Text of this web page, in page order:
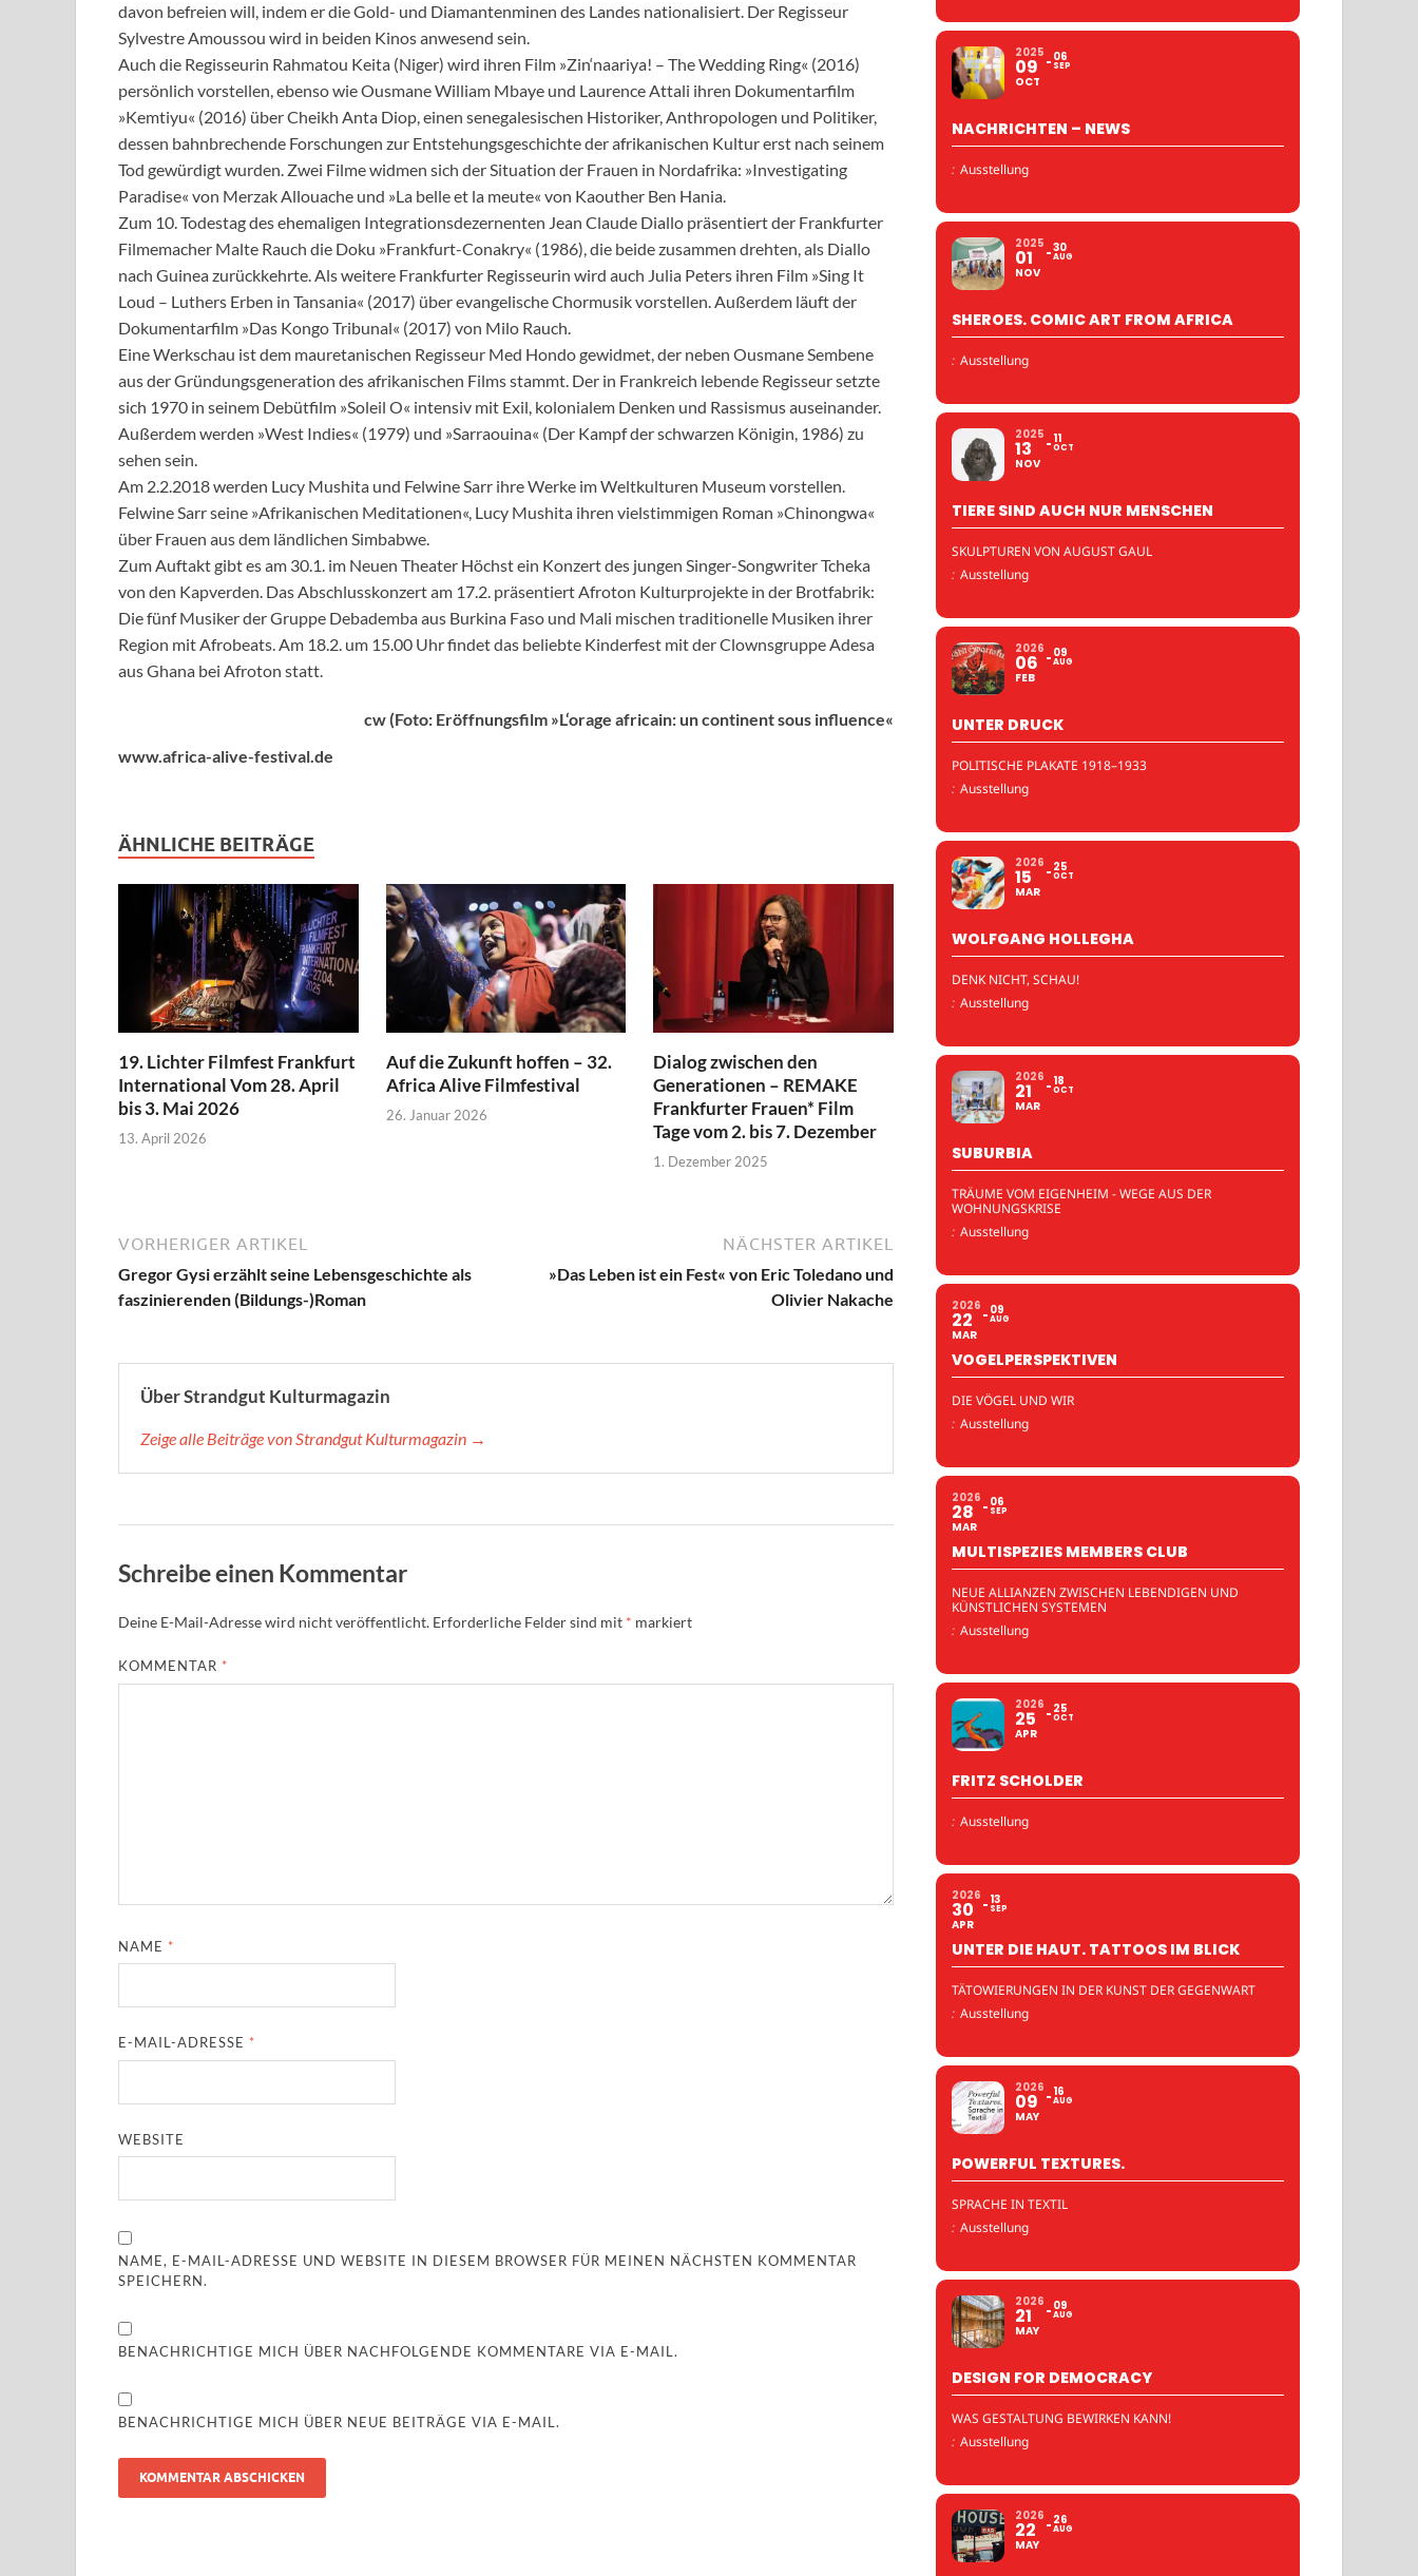
davon befreien will, indem er die Gold- und Diamantenminen des Landes nationalisiert. Der Regisseur
Sylvestre Amoussou wird in beiden Kinos anwesend sein.
Auch die Regisseurin Rahmatou Keita (Niger) wird ihren Film »Zin‘naariya! – The Wedding Ring« (2016)
persönlich vorstellen, ebenso wie Ousmane William Mbaye und Laurence Attali ihren Dokumentarfilm
»Kemtiyu« (2016) über Cheikh Anta Diop, einen senegalesischen Historiker, Anthropologen und Politiker,
dessen bahnbrechende Forschungen zur Entstehungsgeschichte der afrikanischen Kultur erst nach seinem
Tod gewürdigt wurden. Zwei Filme widmen sich der Situation der Frauen in Nordafrika: »Investigating
Paradise« von Merzak Allouache und »La belle et la meute« von Kaouther Ben Hania.
Zum 10. Todestag des ehemaligen Integrationsdezernenten Jean Claude Diallo präsentiert der Frankfurter
Filmemacher Malte Rauch die Doku »Frankfurt-Conakry« (1986), die beide zusammen drehten, als Diallo
nach Guinea zurückkehrte. Als weitere Frankfurter Regisseurin wird auch Julia Peters ihren Film »Sing It
Loud – Luthers Erben in Tansania« (2017) über evangelische Chormusik vorstellen. Außerdem läuft der
Dokumentarfilm »Das Kongo Tribunal« (2017) von Milo Rauch.
Eine Werkschau ist dem mauretanischen Regisseur Med Hondo gewidmet, der neben Ousmane Sembene
aus der Gründungsgeneration des afrikanischen Films stammt. Der in Frankreich lebende Regisseur setzte
sich 1970 in seinem Debütfilm »Soleil O« intensiv mit Exil, kolonialem Denken und Rassismus auseinander.
Außerdem werden »West Indies« (1979) und »Sarraouina« (Der Kampf der schwarzen Königin, 1986) zu
sehen sein.
Am 2.2.2018 werden Lucy Mushita und Felwine Sarr ihre Werke im Weltkulturen Museum vorstellen.
Felwine Sarr seine »Afrikanischen Meditationen«, Lucy Mushita ihren vielstimmigen Roman »Chinongwa«
über Frauen aus dem ländlichen Simbabwe.
Zum Auftakt gibt es am 30.1. im Neuen Theater Höchst ein Konzert des jungen Singer-Songwriter Tcheka
von den Kapverden. Das Abschlusskonzert am 17.2. präsentiert Afroton Kulturprojekte in der Brotfabrik:
Die fünf Musiker der Gruppe Debademba aus Burkina Faso und Mali mischen traditionelle Musiken ihrer
Region mit Afrobeats. Am 18.2. um 15.00 Uhr findet das beliebte Kinderfest mit der Clownsgruppe Adesa
aus Ghana bei Afroton statt.
cw (Foto: Eröffnungsfilm »L‘orage africain: un continent sous influence«
www.africa-alive-festival.de
ÄHNLICHE BEITRÄGE
19. Lichter Filmfest Frankfurt
International Vom 28. April
bis 3. Mai 2026
13. April 2026
Auf die Zukunft hoffen – 32.
Africa Alive Filmfestival
26. Januar 2026
Dialog zwischen den
Generationen – REMAKE
Frankfurter Frauen* Film
Tage vom 2. bis 7. Dezember
1. Dezember 2025
VORHERIGER ARTIKEL
Gregor Gysi erzählt seine Lebensgeschichte als
faszinierenden (Bildungs-)Roman
NÄCHSTER ARTIKEL
»Das Leben ist ein Fest« von Eric Toledano und
Olivier Nakache
Über Strandgut Kulturmagazin
Zeige alle Beiträge von Strandgut Kulturmagazin →
Schreibe einen Kommentar
Deine E-Mail-Adresse wird nicht veröffentlicht. Erforderliche Felder sind mit * markiert
KOMMENTAR *
NAME *
E-MAIL-ADRESSE *
WEBSITE
NAME, E-MAIL-ADRESSE UND WEBSITE IN DIESEM BROWSER FÜR MEINEN NÄCHSTEN KOMMENTAR
SPEICHERN.
BENACHRICHTIGE MICH ÜBER NACHFOLGENDE KOMMENTARE VIA E-MAIL.
BENACHRICHTIGE MICH ÜBER NEUE BEITRÄGE VIA E-MAIL.
2025
09
OCT
06
SEP
NACHRICHTEN – NEWS
: Ausstellung
2025
01
NOV
30
AUG
SHEROES. COMIC ART FROM AFRICA
: Ausstellung
2025
13
NOV
11
OCT
TIERE SIND AUCH NUR MENSCHEN
SKULPTUREN VON AUGUST GAUL
: Ausstellung
2026
06
FEB
09
AUG
UNTER DRUCK
POLITISCHE PLAKATE 1918–1933
: Ausstellung
2026
15
MAR
25
OCT
WOLFGANG HOLLEGHA
DENK NICHT, SCHAU!
: Ausstellung
2026
21
MAR
18
OCT
SUBURBIA
TRÄUME VOM EIGENHEIM - WEGE AUS DER
WOHNUNGSKRISE
: Ausstellung
2026
22
MAR
09
AUG
VOGELPERSPEKTIVEN
DIE VÖGEL UND WIR
: Ausstellung
2026
28
MAR
06
SEP
MULTISPEZIES MEMBERS CLUB
NEUE ALLIANZEN ZWISCHEN LEBENDIGEN UND
KÜNSTLICHEN SYSTEMEN
: Ausstellung
2026
25
APR
25
OCT
FRITZ SCHOLDER
: Ausstellung
2026
30
APR
13
SEP
UNTER DIE HAUT. TATTOOS IM BLICK
TÄTOWIERUNGEN IN DER KUNST DER GEGENWART
: Ausstellung
2026
09
MAY
16
AUG
POWERFUL TEXTURES.
SPRACHE IN TEXTIL
: Ausstellung
2026
21
MAY
09
AUG
DESIGN FOR DEMOCRACY
WAS GESTALTUNG BEWIRKEN KANN!
: Ausstellung
2026
22
MAY
26
AUG